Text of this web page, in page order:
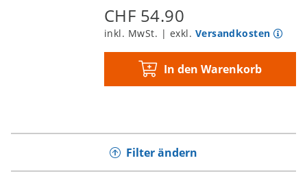
CHF 54.90
inkl. MwSt. | exkl. Versandkosten
In den Warenkorb
Filter ändern